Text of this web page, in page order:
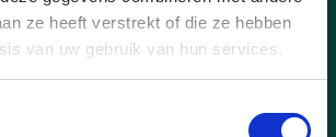
ze heeft verstrekt of die ze hebben
van uw gebruik van hun services.